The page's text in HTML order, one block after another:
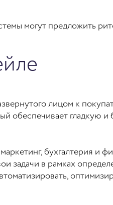
могут предложить
лицом к
обеспечивает гладкую
бухгалтерия и
задачи в рамках